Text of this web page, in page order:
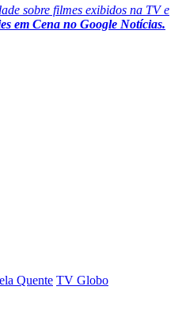
sobre filmes exibidos na TV e
em Cena no Google Notícias.
Quente TV Globo